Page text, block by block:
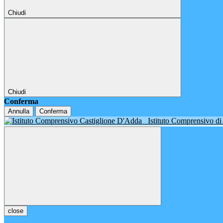
Chiudi
Chiudi
Conferma
Annulla Conferma
Istituto Comprensivo
close